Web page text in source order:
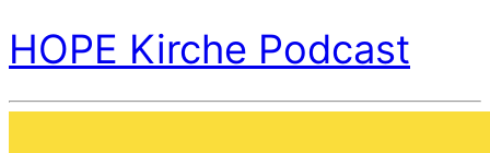
HOPE Kirche Podcast